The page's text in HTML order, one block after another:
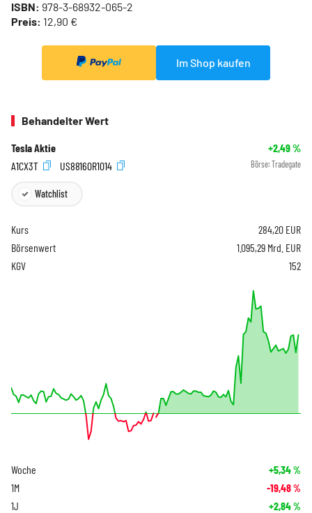
ISBN: 978-3-68932-065-2
Preis: 12,90 €
Im Shop kaufen
Behandelter Wert
Tesla Aktie +2,49%
A1CX3T
US88160R1014 Börse: Tradegate
Watchlist
Kurs 284,20 EUR
Börsenwert
1.095,29 Mrd. EUR
KGV
152
Woche +5,34%
1M -19,48%
1J +2,84%